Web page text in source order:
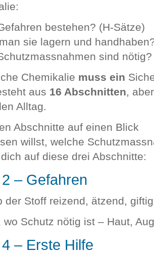
bestehen? (H-Sätze)
sie lagern und
sind nötig?
Chemikalie muss ein
aus 16 Abschnitten,
Alltag.
Abschnitte auf einen Blick
willst, welche
auf diese drei Abschnitte:
– Gefahren
der Stoff reizend, ätzend,
wo Schutz nötig ist – Haut,
– Erste Hilfe